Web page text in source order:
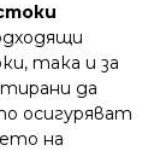
така и за
да
осигуряват
на